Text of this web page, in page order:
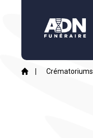
Crématoriums